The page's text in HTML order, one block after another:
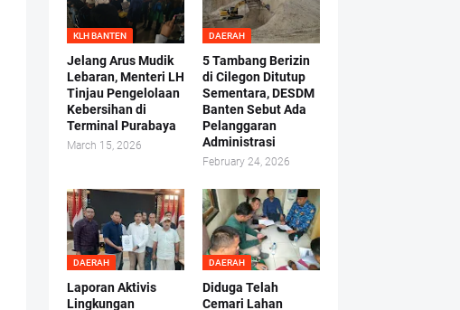
KLH BANTEN
Jelang Arus Mudik
Lebaran, Menteri LH
Tinjau Pengelolaan
Kebersihan di
Terminal Purabaya
March 15, 2026
DAERAH
5 Tambang Berizin
di Cilegon Ditutup
Sementara, DESDM
Banten Sebut Ada
Pelanggaran
Administrasi
February 24, 2026
DAERAH
Laporan Aktivis
Lingkungan
DAERAH
Diduga Telah
Cemari Lahan